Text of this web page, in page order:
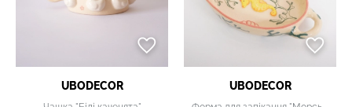
UBODECOR UBODECOR